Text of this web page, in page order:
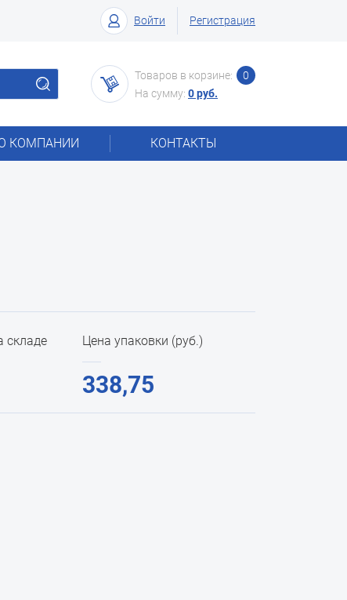
Войти Регистрация
Товаров в корзине:
0
На сумму: 0 руб.
КОМПАНИИ КОНТАКТЫ
складе Цена упаковки (руб.)
338,75